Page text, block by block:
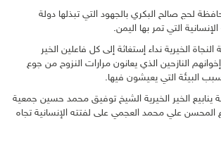
لحج صالح البكري بالجهود التي تبذلها دولة
التي تمر بها اليمن.
الخيرية نداء إستغاثة إلى كل فاعلين الخير
النازحين الذي يعانون مرارات النزوح من جوع
البيئة التي يعيشون فيها.
الخير الخيرية الشيخ توفيق محمد حسين جمعية
المحسن علي محمد العجمي على لفتته الإنسانية تجاه